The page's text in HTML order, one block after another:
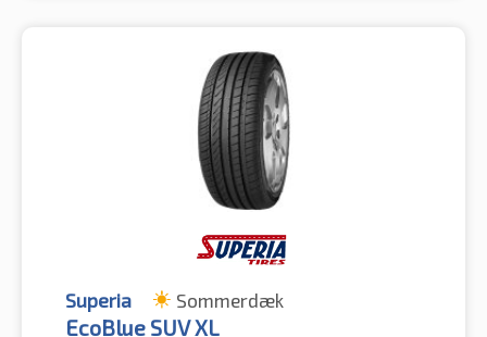
Superia Sommerdæk
EcoBlue SUV XL